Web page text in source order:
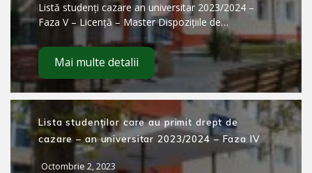
Listă studenți cazare an universitar 2023/2024 –
Faza V – Licență – Master Dispozițiile de…
Mai multe detalii
Lista studenților care au primit drept de
cazare – an universitar 2023/2024 – Faza IV
Octombrie 2, 2023